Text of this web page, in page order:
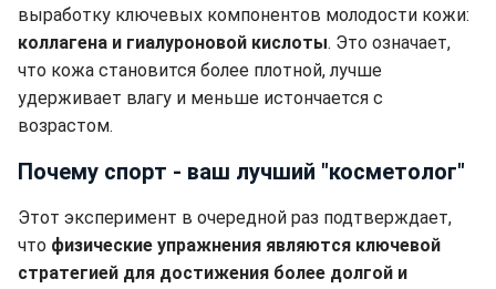
выработку ключевых компонентов молодости кожи:
коллагена и гиалуроновой кислоты. Это означает,
что кожа становится более плотной, лучше
удерживает влагу и меньше истончается с
возрастом.
Почему спорт - ваш лучший "косметолог"
Этот эксперимент в очередной раз подтверждает,
что физические упражнения являются ключевой
стратегией для достижения более долгой и